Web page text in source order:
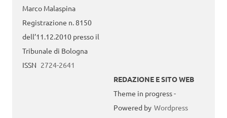
Marco Malaspina
Registrazione n. 8150
dell’11.12.2010 presso il
Tribunale di Bologna
ISSN 2724-2641
REDAZIONE E SITO WEB
Theme in progress -
Powered by Wordpress